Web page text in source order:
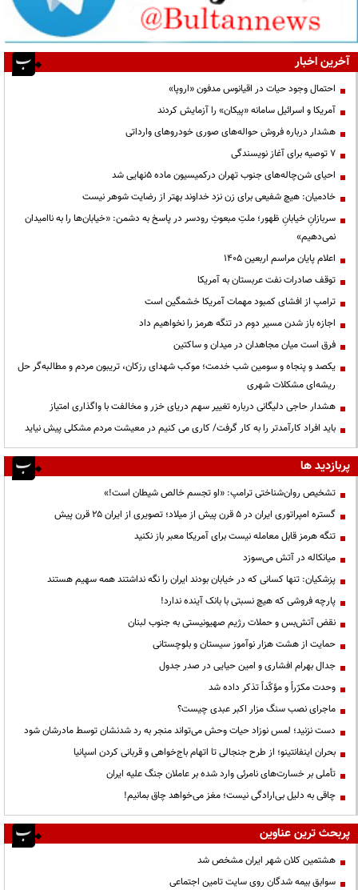
آخرین اخبار
احتمال وجود حیات در اقیانوس مدفون «اروپا»
آمریکا و اسرائیل سامانه «پیکان» را آزمایش کردند
هشدار درباره فروش حواله‌های صوری خودروهای وارداتی
۷ توصیه برای آغاز نویسندگی
احیای شن‌چاله‌های جنوب تهران درکمیسیون ماده ۵نهایی شد
خادمیان: هیچ شفیعی برای زن نزد خداوند بهتر از رضایت شوهر نیست
سربازانِ خیابانِ ظهور؛ ملتِ مبعوثِ رودسر در پاسخ به دشمن: «خیابان‌ها را به ناامیدان
نمی‌دهیم»
اعلام پایان مراسم اربعین ۱۴۰۵
توقف صادرات نفت عربستان به آمریکا
ترامپ از افشای کمبود مهمات آمریکا خشمگین است
اجازه باز شدن مسیر دوم در تنگه هرمز را نخواهیم داد
فرق است میان مجاهدان در میدان و ساکتین
یکصد و پنجاه و سومین شب خدمت؛ موکب شهدای رزکان، تریبون مردم و مطالبه‌گر حل
ریشه‌ای مشکلات شهری
هشدار حاجی دلیگانی درباره تغییر سهم دریای خزر و مخالفت با واگذاری امتیاز
باید افراد کارآمدتر را به کار گرفت/ کاری می کنیم در معیشت مردم مشکلی پیش نیاید
پربازدید ها
تشخیص روان‌شناختی ترامپ: «او تجسم خالص شیطان است!»
گستره امپراتوری ایران در ۵ قرن پیش از میلاد؛ تصویری از ایران ۲۵ قرن پیش
تنگه هرمز قابل معامله نیست برای آمریکا معبر باز نکنید
میانکاله در آتش می‌سوزد
پزشکیان: تنها کسانی که در خیابان بودند ایران را نگه نداشتند همه سهیم هستند
پارچه فروشی که هیچ نسبتی با بانک آینده ندارد!
نقض آتش‌بس و حملات رژیم صهیونیستی به جنوب لبنان
حمایت از هشت هزار نوآموز سیستان و بلوچستانی
جدال بهرام افشاری و امین حیایی در صدر جدول
وحدت مکرّراً و مؤکّداً تذکر داده شد
ماجرای نصب سنگ مزار اکبر عبدی چیست؟
دست نزنید؛ لمس نوزاد حیات وحش می‌تواند منجر به رد شدنشان توسط مادرشان شود
بحران اینفانتینو؛ از طرح جنجالی تا اتهام باج‌خواهی و قربانی کردن اسپانیا
تأملی بر خسارت‌های نامرئی وارد شده بر عاملان جنگ علیه ایران
چاقی به دلیل بی‌ارادگی نیست؛ مغز می‌خواهد چاق بمانیم!
پربحث ترین عناوین
هشتمین کلان شهر ایران مشخص شد
سوابق بیمه شدگان روی سایت تامین اجتماعی